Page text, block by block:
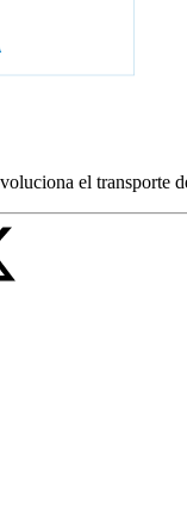
el transporte